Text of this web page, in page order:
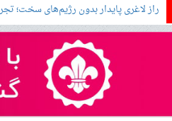
ها
آموزش فروشگاه استخدام
بازار کار زبان آلمانی چگونه ا